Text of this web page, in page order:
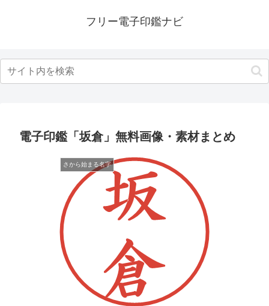
フリー電子印鑑ナビ
電子印鑑「坂倉」無料画像・素材まとめ
さから始まる名字